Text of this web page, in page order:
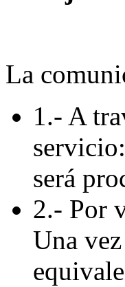
La
1.- A
servicio:
será
2.- Por
Una